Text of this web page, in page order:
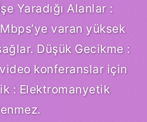
Yaradığı Alanlar :
varan yüksek
Düşük Gecikme :
konferanslar için
: Elektromanyetik